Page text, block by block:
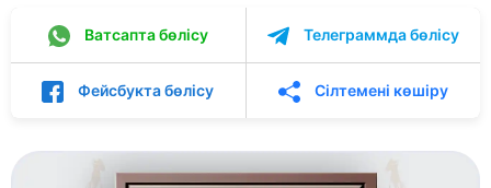
Ватсапта бөлісу Телеграммда бөлісу
Фейсбукта бөлісу Сілтемені көшіру